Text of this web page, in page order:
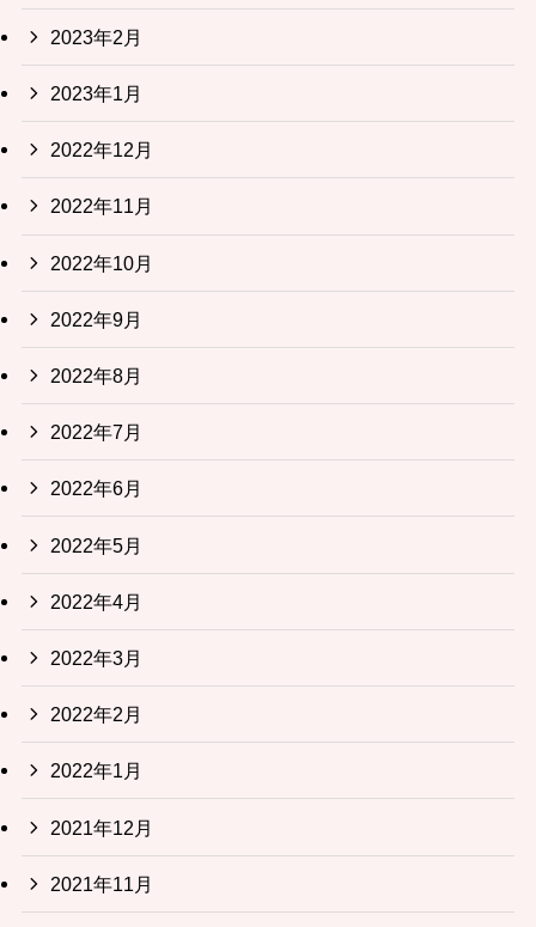
2023年2月
2023年1月
2022年12月
2022年11月
2022年10月
2022年9月
2022年8月
2022年7月
2022年6月
2022年5月
2022年4月
2022年3月
2022年2月
2022年1月
2021年12月
2021年11月